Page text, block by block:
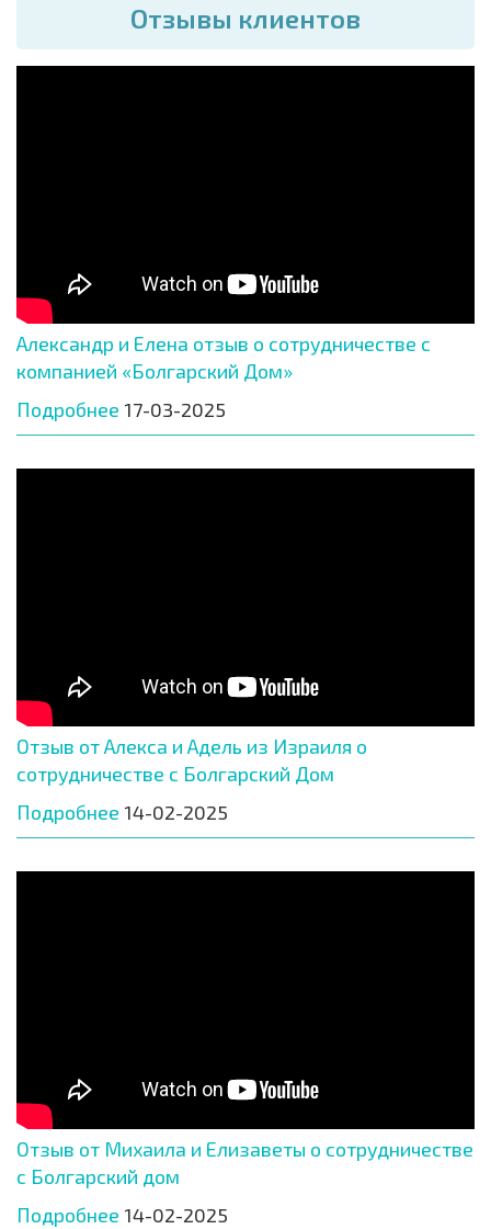
Отзывы клиентов
Александр и Елена отзыв о сотрудничестве с
компанией «Болгарский Дом»
Подробнее 17-03-2025
Отзыв от Алекса и Адель из Израиля о
сотрудничестве с Болгарский Дом
Подробнее 14-02-2025
Отзыв от Михаила и Елизаветы о сотрудничестве
с Болгарский дом
Подробнее 14-02-2025